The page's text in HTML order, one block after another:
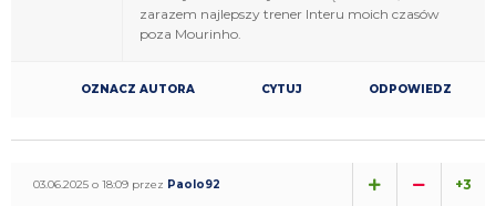
zarazem najlepszy trener Interu moich czasów
poza Mourinho.
OZNACZ AUTORA CYTUJ ODPOWIEDZ
03.06.2025 o 18:09 przez Paolo92 +3